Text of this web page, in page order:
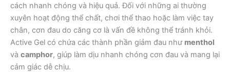
cách nhanh chóng và hiệu quả. Đối với những ai thường
xuyên hoạt động thể chất, chơi thể thao hoặc làm việc tay
chân, cơn đau do căng cơ là vấn đề không thể tránh khỏi.
Active Gel có chứa các thành phần giảm đau như menthol
và camphor, giúp làm dịu nhanh chóng cơn đau và mang lại
cảm giác dễ chịu.